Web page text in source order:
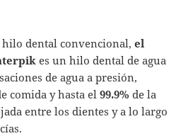
hilo dental convencional,el
es un hilo dental de agua
de agua a presión,
comida y hasta el99.9% de la
entre los dientes y a lo largo